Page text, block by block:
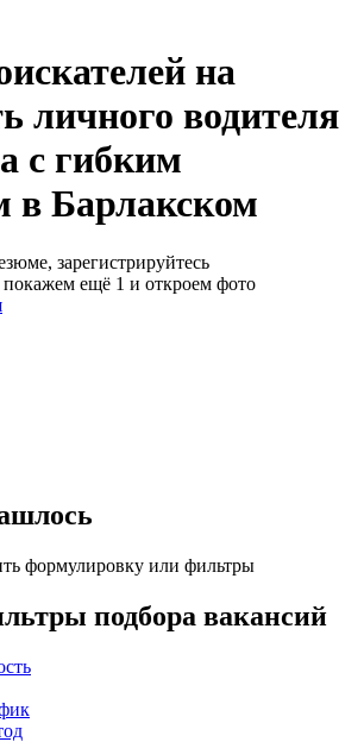
на
личного водителя
с гибким
в Барлакском
зарегистрируйтесь
ещё 1 и откроем фото
формулировку или фильтры
подбора вакансий